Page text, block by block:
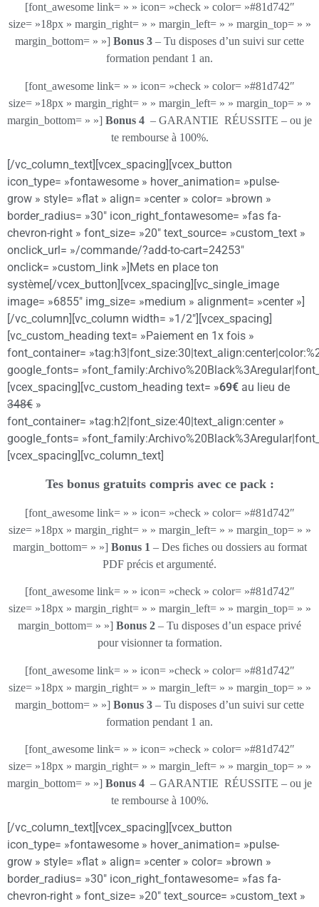
[font_awesome link= » » icon= »check » color= »#81d742″
size= »18px » margin_right= » » margin_left= » » margin_top= » »
margin_bottom= » »] Bonus 3 – Tu disposes d’un suivi sur cette
formation pendant 1 an.
[font_awesome link= » » icon= »check » color= »#81d742″
size= »18px » margin_right= » » margin_left= » » margin_top= » »
margin_bottom= » »] Bonus 4 – GARANTIE RÉUSSITE – ou je
te rembourse à 100%.
[/vc_column_text][vcex_spacing][vcex_button
icon_type= »fontawesome » hover_animation= »pulse-
grow » style= »flat » align= »center » color= »brown »
border_radius= »30″ icon_right_fontawesome= »fas fa-
chevron-right » font_size= »20″ text_source= »custom_text »
onclick_url= »/commande/?add-to-cart=24253″
onclick= »custom_link »]Mets en place ton
système[/vcex_button][vcex_spacing][vc_single_image
image= »6855″ img_size= »medium » alignment= »center »]
[/vc_column][vc_column width= »1/2″][vcex_spacing]
[vc_custom_heading text= »Paiement en 1x fois »
font_container=
google_fonts=
[vcex_spacing][vc_custom_heading text= »69€ au lieu de
348€ »
font_container= »tag:h2|font_size:40|text_align:center »
google_fonts=
[vcex_spacing][vc_column_text]
Tes bonus gratuits compris avec ce pack :
[font_awesome link= » » icon= »check » color= »#81d742″
size= »18px » margin_right= » » margin_left= » » margin_top= » »
margin_bottom= » »] Bonus 1 – Des fiches ou dossiers au format
PDF précis et argumenté.
[font_awesome link= » » icon= »check » color= »#81d742″
size= »18px » margin_right= » » margin_left= » » margin_top= » »
margin_bottom= » »] Bonus 2 – Tu disposes d’un espace privé
pour visionner ta formation.
[font_awesome link= » » icon= »check » color= »#81d742″
size= »18px » margin_right= » » margin_left= » » margin_top= » »
margin_bottom= » »] Bonus 3 – Tu disposes d’un suivi sur cette
formation pendant 1 an.
[font_awesome link= » » icon= »check » color= »#81d742″
size= »18px » margin_right= » » margin_left= » » margin_top= » »
margin_bottom= » »] Bonus 4 – GARANTIE RÉUSSITE – ou je
te rembourse à 100%.
[/vc_column_text][vcex_spacing][vcex_button
icon_type= »fontawesome » hover_animation= »pulse-
grow » style= »flat » align= »center » color= »brown »
border_radius= »30″ icon_right_fontawesome= »fas fa-
chevron-right » font_size= »20″ text_source= »custom_text »